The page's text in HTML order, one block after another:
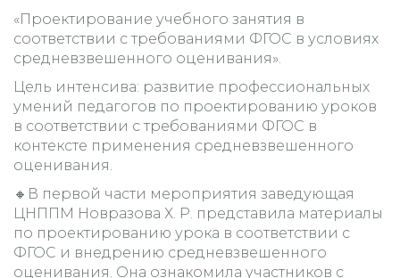
«Проектирование учебного занятия в
соответствии с требованиями ФГОС в условиях
средневзвешенного оценивания».
Цель интенсива: развитие профессиональных
умений педагогов по проектированию уроков
в соответствии с требованиями ФГОС в
контексте применения средневзвешенного
оценивания.
🔸В первой части мероприятия заведующая
ЦНППМ Новразова Х. Р. представила материалы
по проектированию урока в соответствии с
ФГОС и внедрению средневзвешенного
оценивания. Она ознакомила участников с